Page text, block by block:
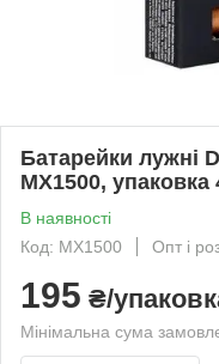
Батарейки лужні
MX1500, упаковка
В наявності
Код: MX1500
Опт і
195 ₴/
Мінімальна сума